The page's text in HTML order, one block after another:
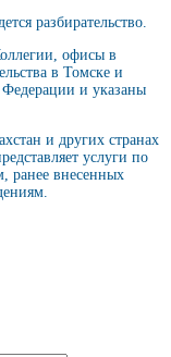
разбирательство.
офисы в
в Томске и
и указаны
и других странах
услуги по
ранее внесенных